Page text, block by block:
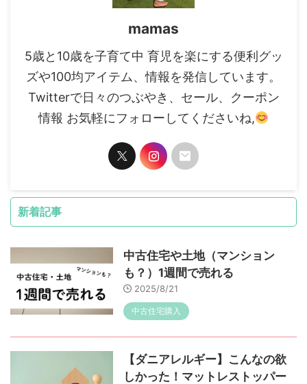
mamas
5歳と10歳を子育て中 育児を楽にする便利グッ
ズや100均アイテム、情報を発信しています。
Twitterで日々のつぶやき、セール、クーポン
情報 お気軽にフォローしてくださいね,
新着記事
中古住宅や土地（マンション
も？）1週間で売れる
2025/8/21
中古住宅購入
【ダニアレルギー】こんなの欲
しかった！マットレストッパー